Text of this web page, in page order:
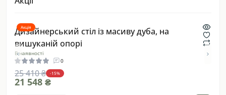
Акція
Дизайнерський стіл із масиву дуба, на
вишуканій опорі
В наявності
0
25 410 ₴ -15%
21 548 ₴